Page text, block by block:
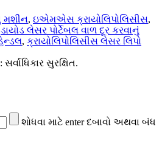
મશીન, ઇએમએસ ક્રાયોલિપોલિસીસ,
ડાયોડ લેસર પોર્ટેબલ વાળ દૂર કરવાનું
, ક્રાયોલિપોલિસીસ લેસર લિપો
સુરક્ષિત.
શોધવા માટે enter દબાવો અથવા બંધ